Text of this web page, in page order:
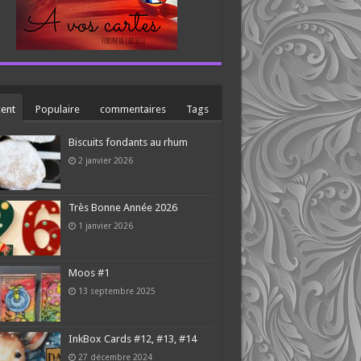
Populaire commentaires Tags
Biscuits fondants au rhum
2 janvier 2026
Très Bonne Année 2026
1 janvier 2026
Moos #1
13 septembre 2025
InkBox Cards #12, #13, #14
27 décembre 2024